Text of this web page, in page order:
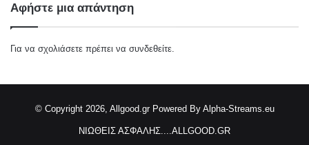
Αφήστε μια απάντηση
Για να σχολιάσετε πρέπει να συνδεθείτε
© Copyright 2026, Allgood.gr Powered By Alpha-Streams.eu
ΝΙΩΘΕΙΣ ΑΣΦΑΛΗΣ....ALLGOOD.GR